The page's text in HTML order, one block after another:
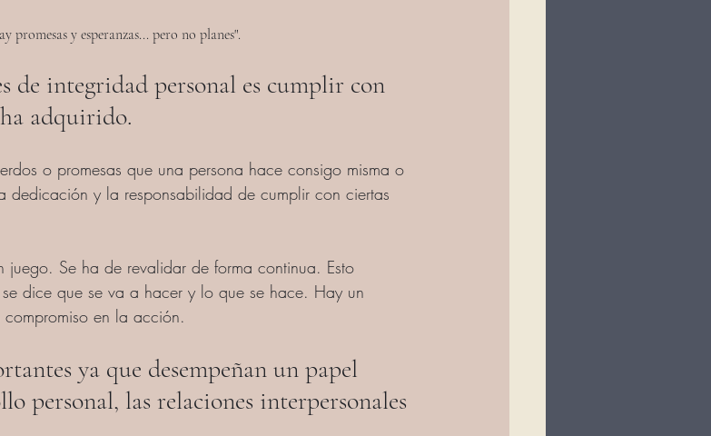
promesas y esperanzas... pero no planes".
de integridad personal es cumplir con
adquirido.
o promesas que una persona hace consigo misma o
dedicación y la responsabilidad de cumplir con ciertas
juego. Se ha de revalidar de forma continua. Esto
dice que se va a hacer y lo que se hace. Hay un
en la acción.
ya que desempeñan un papel
personal, las relaciones interpersonales